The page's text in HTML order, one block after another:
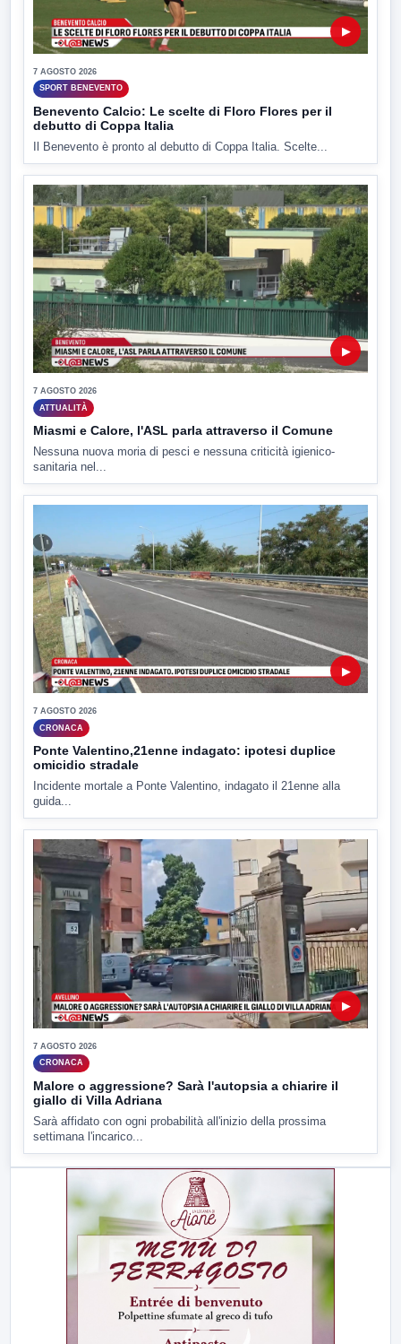
▶
7 AGOSTO 2026
SPORT BENEVENTO
Benevento Calcio: Le scelte di Floro Flores per il
debutto di Coppa Italia
Il Benevento è pronto al debutto di Coppa Italia. Scelte...
▶
7 AGOSTO 2026
ATTUALITÀ
Miasmi e Calore, l'ASL parla attraverso il Comune
Nessuna nuova moria di pesci e nessuna criticità igienico-
sanitaria nel...
▶
7 AGOSTO 2026
CRONACA
Ponte Valentino,21enne indagato: ipotesi duplice
omicidio stradale
Incidente mortale a Ponte Valentino, indagato il 21enne alla
guida...
▶
7 AGOSTO 2026
CRONACA
Malore o aggressione? Sarà l'autopsia a chiarire il
giallo di Villa Adriana
Sarà affidato con ogni probabilità all'inizio della prossima
settimana l'incarico...